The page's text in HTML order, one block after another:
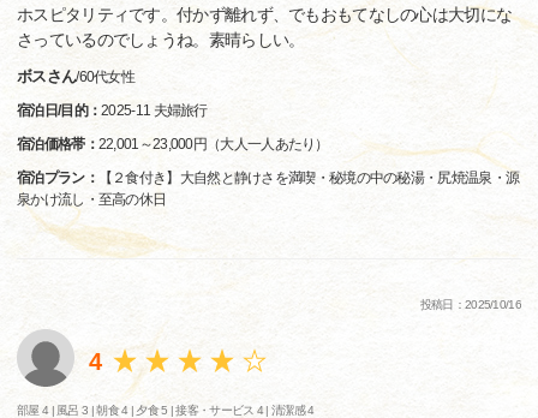
ホスピタリティです。付かず離れず、でもおもてなしの心は大切にな
さっているのでしょうね。素晴らしい。
ボスさん/60代女性
宿泊日/目的：2025-11 夫婦旅行
宿泊価格帯： 22,001～23,000円（大人一人あたり）
宿泊プラン：
【２食付き】大自然と静けさを満喫・秘境の中の秘湯・尻焼温泉・源
泉かけ流し・至高の休日
投稿日：2025/10/16
4
部屋 4 | 風呂 3 |朝食 4 | 夕食 5 |接客・サービス 4 |清潔感 4